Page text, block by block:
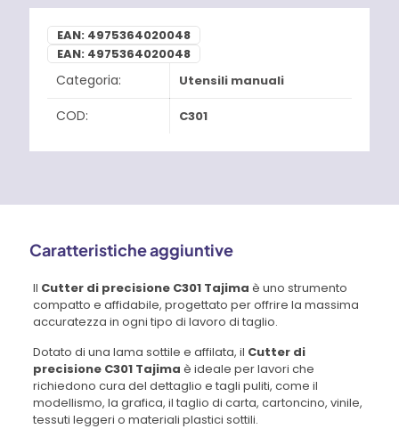
EAN: 4975364020048
EAN: 4975364020048
Categoria: Utensili manuali
COD: C301
Caratteristiche aggiuntive
Il Cutter di precisione C301 Tajima è uno strumento
compatto e affidabile, progettato per offrire la massima
accuratezza in ogni tipo di lavoro di taglio.
Dotato di una lama sottile e affilata, il Cutter di
precisione C301 Tajima è ideale per lavori che
richiedono cura del dettaglio e tagli puliti, come il
modellismo, la grafica, il taglio di carta, cartoncino, vinile,
tessuti leggeri o materiali plastici sottili.